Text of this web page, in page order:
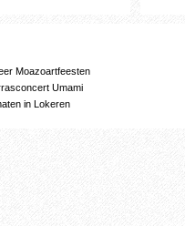
Moazoartfeesten
Umami
in Lokeren